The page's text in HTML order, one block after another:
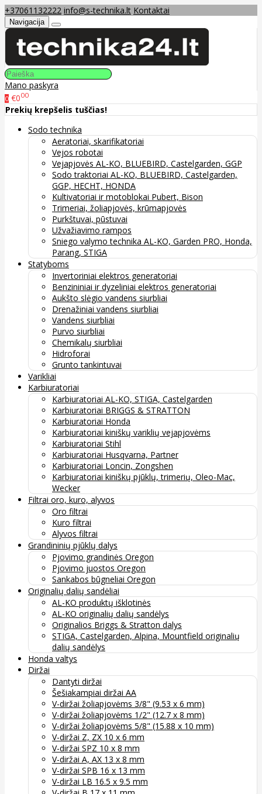
+37061132222 info@s-technika.lt Kontaktai
Navigacija
Mano paskyra
0 €000
Prekių krepšelis tuščias!
Sodo technika
Aeratoriai, skarifikatoriai
Vejos robotai
Vejapjovės AL-KO, BLUEBIRD, Castelgarden, GGP
Sodo traktoriai AL-KO, BLUEBIRD, Castelgarden,
GGP, HECHT, HONDA
Kultivatoriai ir motoblokai Pubert, Bison
Trimeriai, žoliapjovės, krūmapjovės
Purkštuvai, pūstuvai
Užvažiavimo rampos
Sniego valymo technika AL-KO, Garden PRO, Honda,
Parang, STIGA
Statyboms
Invertoriniai elektros generatoriai
Benzininiai ir dyzeliniai elektros generatoriai
Aukšto slėgio vandens siurbliai
Drenažiniai vandens siurbliai
Vandens siurbliai
Purvo siurbliai
Chemikalų siurbliai
Hidroforai
Grunto tankintuvai
Varikliai
Karbiuratoriai
Karbiuratoriai AL-KO, STIGA, Castelgarden
Karbiuratoriai BRIGGS & STRATTON
Karbiuratoriai Honda
Karbiuratoriai kiniškų variklių vejapjovėms
Karbiuratoriai Stihl
Karbiuratoriai Husqvarna, Partner
Karbiuratoriai Loncin, Zongshen
Karbiuratoriai kiniškų pjūklų, trimerių, Oleo-Mac,
Wecker
Filtrai oro, kuro, alyvos
Oro filtrai
Kuro filtrai
Alyvos filtrai
Grandininių pjūklų dalys
Pjovimo grandinės Oregon
Pjovimo juostos Oregon
Sankabos būgneliai Oregon
Originalių dalių sandėliai
AL-KO produktų išklotinės
AL-KO originalių dalių sandėlys
Originalios Briggs & Stratton dalys
STIGA, Castelgarden, Alpina, Mountfield originalių
dalių sandėlys
Honda valtys
Diržai
Dantyti diržai
Šešiakampiai diržai AA
V-diržai žoliapjovėms 3/8" (9.53 x 6 mm)
V-diržai žoliapjovėms 1/2" (12.7 x 8 mm)
V-diržai žoliapjovėms 5/8" (15.88 x 10 mm)
V-diržai Z, ZX 10 x 6 mm
V-diržai SPZ 10 x 8 mm
V-diržai A, AX 13 x 8 mm
V-diržai SPB 16 x 13 mm
V-diržai LB 16.5 x 9.5 mm